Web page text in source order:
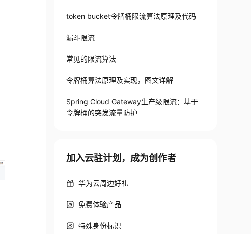
token bucket令牌桶限流算法原理及代码
漏斗限流
常见的限流算法
令牌桶算法原理及实现，图文详解
Spring Cloud Gateway生产级限流：基于
令牌桶的突发流量防护
加入云驻计划，成为创作者
华为云周边好礼
免费体验产品
特殊身份标识